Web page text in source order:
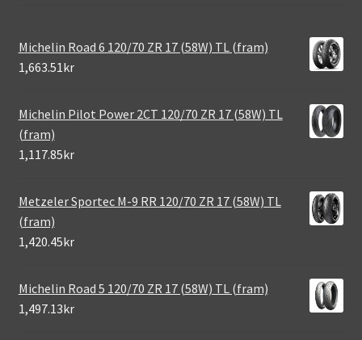
Michelin Road 6 120/70 ZR 17 (58W) TL (fram)
1,663.51kr
Michelin Pilot Power 2CT 120/70 ZR 17 (58W) TL
(fram)
1,117.85kr
Metzeler Sportec M-9 RR 120/70 ZR 17 (58W) TL
(fram)
1,420.45kr
Michelin Road 5 120/70 ZR 17 (58W) TL (fram)
1,497.13kr